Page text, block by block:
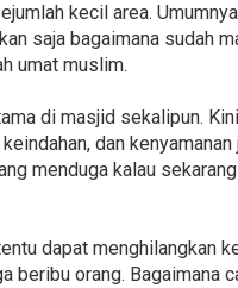
kecil area.
saja bagaimana sudah
umat muslim.
di masjid sekalipun.
dan
menduga kalau
dapat menghilangkan
beribu orang. Bagaimana